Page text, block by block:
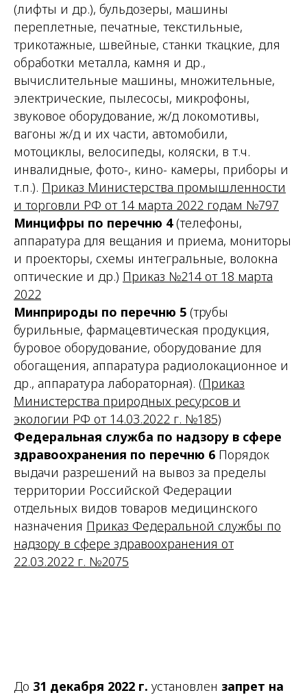
(лифты и др.), бульдозеры, машины
переплетные, печатные, текстильные,
трикотажные, швейные, станки ткацкие, для
обработки металла, камня и др.,
вычислительные машины, множительные,
электрические, пылесосы, микрофоны,
звуковое оборудование, ж/д локомотивы,
вагоны ж/д и их части, автомобили,
мотоциклы, велосипеды, коляски, в т.ч.
инвалидные, фото-, кино- камеры, приборы и
т.п.). Приказ Министерства промышленности
и торговли РФ от 14 марта 2022 годам №797
Минцифры по перечню 4(телефоны,
аппаратура для вещания и приема, мониторы
и проекторы, схемы интегральные, волокна
оптические и др.) Приказ №214 от 18 марта
2022
Минприроды по перечню 5 (трубы
бурильные, фармацевтическая продукция,
буровое оборудование, оборудование для
обогащения, аппаратура радиолокационное и
др., аппаратура лабораторная). (Приказ
Министерства природных ресурсов и
экологии РФ от 14.03.2022 г. №185)
Федеральная служба по надзору в сфере
здравоохранения по перечню 6 Порядок
выдачи разрешений на вывоз за пределы
территории Российской Федерации
отдельных видов товаров медицинского
назначения Приказ Федеральной службы по
надзору в сфере здравоохранения от
22.03.2022 г. №2075
До 31 декабря 2022 г. установлен запрет на